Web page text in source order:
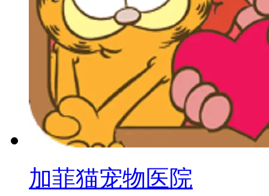
加菲猫宠物医院